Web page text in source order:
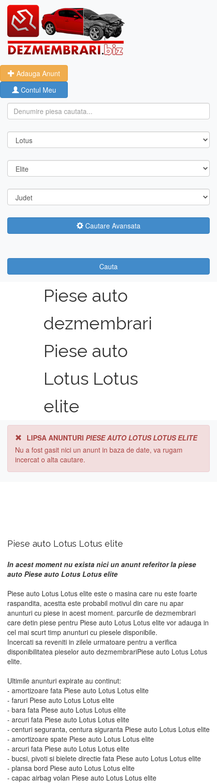
Adauga Anunt
Contul Meu
Cautare Avansata
Cauta
Piese auto
dezmembrari
Piese auto
Lotus Lotus
elite
LIPSA ANUNTURI PIESE AUTO LOTUS LOTUS ELITE
Nu a fost gasit nici un anunt in baza de date, va rugam
incercat o alta cautare.
Piese auto Lotus Lotus elite
In acest moment nu exista nici un anunt referitor la piese
auto Piese auto Lotus Lotus elite
Piese auto Lotus Lotus elite este o masina care nu este foarte
raspandita, acestta este probabil motivul din care nu apar
anunturi cu piese in acest moment. parcurile de dezmembrari
care detin piese pentru Piese auto Lotus Lotus elite vor adauga in
cel mai scurt timp anunturi cu piesele disponibile.
Incercati sa reveniti in zilele urmatoare pentru a verifica
disponibilitatea pieselor auto dezmembrariPiese auto Lotus Lotus
elite.
Ultimile anunturi expirate au continut:
- amortizoare fata Piese auto Lotus Lotus elite
- faruri Piese auto Lotus Lotus elite
- bara fata Piese auto Lotus Lotus elite
- arcuri fata Piese auto Lotus Lotus elite
- centuri seguranta, centura siguranta Piese auto Lotus Lotus elite
- amortizoare spate Piese auto Lotus Lotus elite
- arcuri fata Piese auto Lotus Lotus elite
- bucsi, pivoti si bielete directie fata Piese auto Lotus Lotus elite
- plansa bord Piese auto Lotus Lotus elite
- capac airbag volan Piese auto Lotus Lotus elite